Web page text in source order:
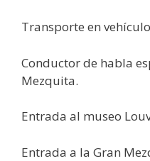
Transporte en
Conductor de habla
Mezquita.
Entrada al museo
Entrada a la Gran